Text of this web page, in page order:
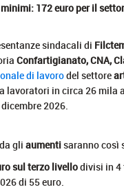
172 euro per il
sindacali di
Confartigianato, CNA,
di lavorodel settore
lavoratori in circa 26 mila
2026.
gli aumentisaranno così
sul terzo livellodivisi in 4
di 55 euro.